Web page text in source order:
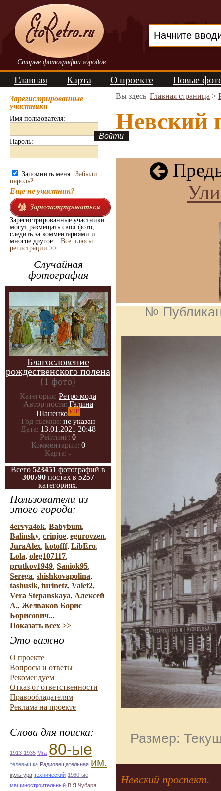
Старые фотографии городов
Главная Карта О проекте Новые
Зарегистрированные
участники
Имя пользователя:
Пароль:
Запомнить меня | Забыли
пароль?
Еще не участник?
Зарегистрированные участники
могут размещать свои фото,
следить за комментариями и
многое другое... Все плюсы
регистрации >>
Случайная
фотография
Благословение
рождественского полена
(1 фото)
Категория: Ретро мода
Автор поста: Галина
ШаненкоVIP
Год съемки: не указан
Дата: 13.01.2021 20:48
Рейтинг: 0
Комментарии: 0
Карта: -
Всего 523451 фотографий в
300790постах в 5257
категориях.
Пользователи из
этого города:
4ervya4ok, Babybum,
Balinsky, crinjoe, egurovzen,
JuraAlex, kotofff, LibEro,
Lola, oleg107117,
prutkov1949, Saniok95,
Serega, shishkovapolina,
tashusik, turinetz, Valet2,
Vera Stepanskaya, Алексей
А., Желваков Борис
Борисович...
Показать всех >>
Это важно
О проекте
Вопросы и ответы
Рекомендуем
Отказ от ответственности
Правообладателям
Реклама на проекте
Слова для поиска:
1913-1935 Мга 80-ые
телевышка Радиовещательная им.
культурв технический 1960-ые
машиностроительный В.Я.Чубаря.
Вы здесь: Главная страница >
Невский
№
Размер:
Невский проспект.